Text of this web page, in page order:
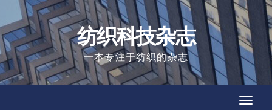
to
content
纺织科技杂志
一本专注于纺织的杂志